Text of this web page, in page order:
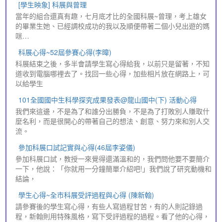
[學生映象] 科展與曾理
當年的組合還真有趣，七月底才比的全國科展~曾理，考上雄女
的畢業生她、已經調校成功的我以及順便帶著二個小兒出遊的媽
咪…
科展心得~52屆參賽心得(李暐)
科展結束之後，多半會請學生寫心得給我，以前只是留著，不知
道收到電腦哪裡去了。找回一些心得，加些相片放在網路上，可
以給學生
101全國國中生科學探究成果發表@龍山國中(下) 活動心得
我們來這邊，不是為了和誰分出勝負，不是為了打敗別人賺取什
麼名利，而是很開心的帶著自己的想法、創意、努力來和別人交
流。
參加科展口試記實與心得(46屆李姿儀)
參加科展口試，教授一來覺得還滿溫和的，我們問他要不要簡介
一下，他說：「你就用一分鐘簡單介紹吧!」我們說了研究動機和
結論，
學生心得~全市科展受評過程與心得 (陳新翰)
請參賽後的學生寫心得，有些人寫過程甘苦，有的人則記錄過
程，新翰則用特殊風格，寫下受評過程的過程。看了他的心得，